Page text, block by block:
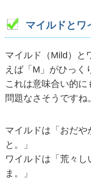
マイルドとワ
マイルド（Mild）と
えば「M」がひっく
これは意味合い的
問題なさそうですね。
マイルドは「おだや
と。」
ワイルドは「荒々し
ま。」